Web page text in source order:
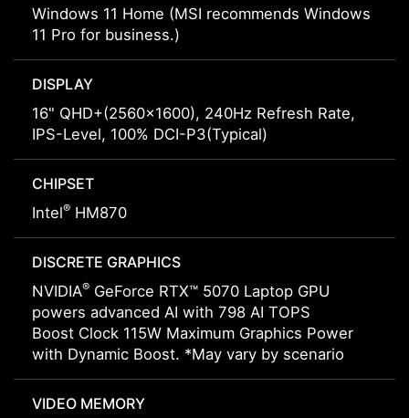
Windows 11 Home (MSI recommends Windows
11 Pro for business.)
DISPLAY
16" QHD+(2560x1600), 240Hz Refresh Rate,
IPS-Level, 100% DCI-P3(Typical)
CHIPSET
Intel® HM870
DISCRETE GRAPHICS
NVIDIA® GeForce RTX™ 5070 Laptop GPU
powers advanced AI with 798 AI TOPS
Boost Clock 115W Maximum Graphics Power
with Dynamic Boost. *May vary by scenario
VIDEO MEMORY